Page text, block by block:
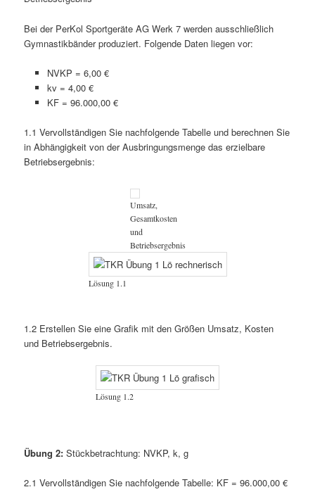
Bei der PerKol Sportgeräte AG Werk 7 werden ausschließlich
Gymnastikbänder produziert. Folgende Daten liegen vor:
NVKP = 6,00 €
kv = 4,00 €
KF = 96.000,00 €
1.1 Vervollständigen Sie nachfolgende Tabelle und berechnen Sie
in Abhängigkeit von der Ausbringungsmenge das erzielbare
Betriebsergebnis:
Umsatz,
Gesamtkosten
und
Betriebsergebnis
Lösung 1.1
1.2 Erstellen Sie eine Grafik mit den Größen Umsatz, Kosten
und Betriebsergebnis.
Lösung 1.2
Übung 2: Stückbetrachtung: NVKP, k, g
2.1 Vervollständigen Sie nachfolgende Tabelle: KF = 96.000,00 €